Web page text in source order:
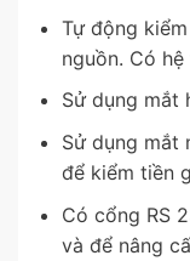
Tự động
nguồn. Có
Sử dụng mắt
Sử dụng mắt
để kiểm tiền
Có cổng RS
và để nâng